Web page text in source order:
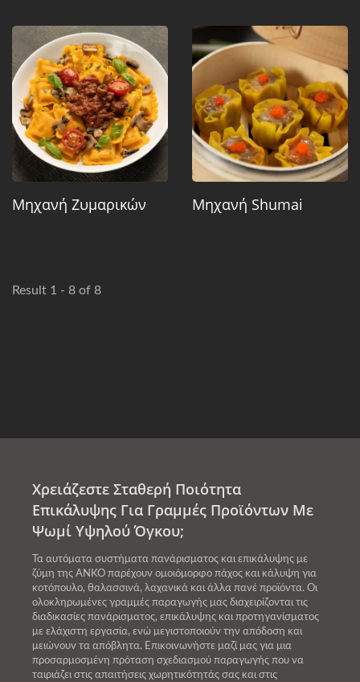
Μηχανή Ζυμαρικών Μηχανή Shumai
Result 1 - 8 of 8
Χρειάζεστε Σταθερή Ποιότητα
Επικάλυψης Για Γραμμές Προϊόντων Με
Ψωμί Υψηλού Όγκου;
Τα αυτόματα συστήματα πανάρισματος και επικάλυψης με
ζύμη της ANKO παρέχουν ομοιόμορφο πάχος και κάλυψη για
κοτόπουλο, θαλασσινά, λαχανικά και άλλα πανέ προϊόντα. Οι
ολοκληρωμένες γραμμές παραγωγής μας διαχειρίζονται τις
διαδικασίες πανάρισματος, επικάλυψης και προτηγανίσματος
με ελάχιστη εργασία, ενώ μεγιστοποιούν την απόδοση και
μειώνουν τα απόβλητα. Επικοινωνήστε μαζί μας για μια
προσαρμοσμένη πρόταση σχεδιασμού παραγωγής που να
ταιριάζει στις απαιτήσεις χωρητικότητάς σας και στις